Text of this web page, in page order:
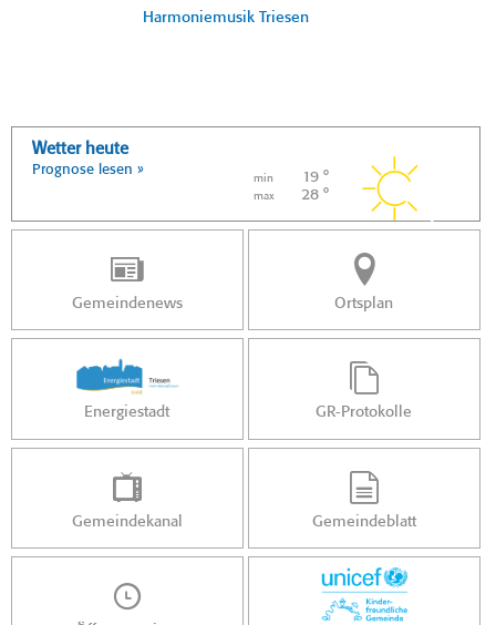
Harmoniemusik Triesen
Wetter heute
Prognose lesen »
min 19 °
max 28 °
Gemeindenews Ortsplan
Energiestadt GR-Protokolle
Gemeindekanal Gemeindeblatt